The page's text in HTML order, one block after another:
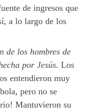
de ingresos que
a lo largo de los
de los hombres de
por Jesús. Los
entendieron muy
pero no se
Mantuvieron su